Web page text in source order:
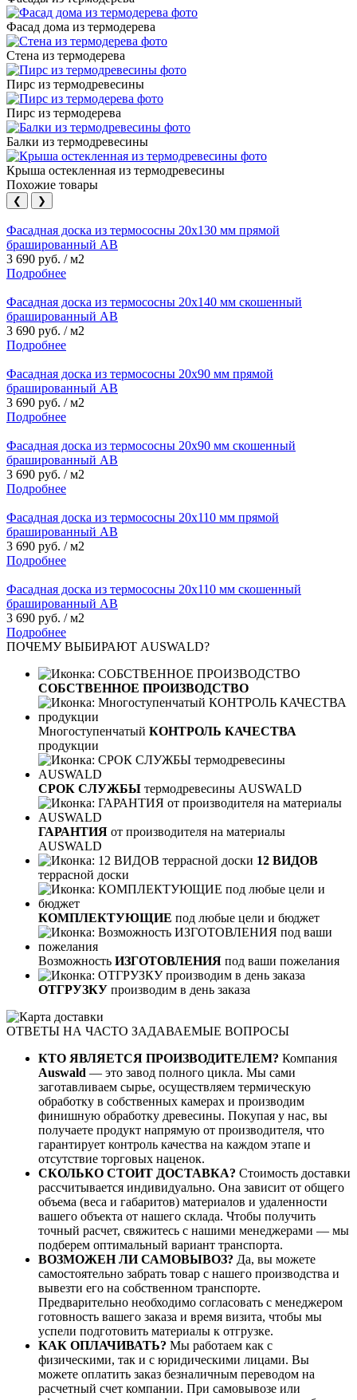
Фасад дома из термодерева
Стена из термодерева
Пирс из термодревесины
Пирс из термодерева
Балки из термодревесины
Крыша остекленная из термодревесины
Похожие товары
❮ ❯
Фасадная доска из термососны 20х130 мм прямой
брашированный АВ
3 690 руб. / м2
Подробнее
Фасадная доска из термососны 20х140 мм скошенный
брашированный АВ
3 690 руб. / м2
Подробнее
Фасадная доска из термососны 20х90 мм прямой
брашированный АВ
3 690 руб. / м2
Подробнее
Фасадная доска из термососны 20х90 мм скошенный
брашированный АВ
3 690 руб. / м2
Подробнее
Фасадная доска из термососны 20х110 мм прямой
брашированный АВ
3 690 руб. / м2
Подробнее
Фасадная доска из термососны 20х110 мм скошенный
брашированный АВ
3 690 руб. / м2
Подробнее
ПОЧЕМУ ВЫБИРАЮТ AUSWALD?
СОБСТВЕННОЕ ПРОИЗВОДСТВО
Многоступенчатый КОНТРОЛЬ КАЧЕСТВА
продукции
СРОК СЛУЖБЫ термодревесины AUSWALD
ГАРАНТИЯ от производителя на материалы
AUSWALD
12 ВИДОВ
террасной доски
КОМПЛЕКТУЮЩИЕ под любые цели и бюджет
Возможность ИЗГОТОВЛЕНИЯ под ваши пожелания
ОТГРУЗКУ производим в день заказа
ОТВЕТЫ НА ЧАСТО ЗАДАВАЕМЫЕ ВОПРОСЫ
КТО ЯВЛЯЕТСЯ ПРОИЗВОДИТЕЛЕМ? Компания
Auswald — это завод полного цикла. Мы сами
заготавливаем сырье, осуществляем термическую
обработку в собственных камерах и производим
финишную обработку древесины. Покупая у нас, вы
получаете продукт напрямую от производителя, что
гарантирует контроль качества на каждом этапе и
отсутствие торговых наценок.
СКОЛЬКО СТОИТ ДОСТАВКА? Стоимость доставки
рассчитывается индивидуально. Она зависит от общего
объема (веса и габаритов) материалов и удаленности
вашего объекта от нашего склада. Чтобы получить
точный расчет, свяжитесь с нашими менеджерами — мы
подберем оптимальный вариант транспорта.
ВОЗМОЖЕН ЛИ САМОВЫВОЗ? Да, вы можете
самостоятельно забрать товар с нашего производства и
вывезти его на собственном транспорте.
Предварительно необходимо согласовать с менеджером
готовность вашего заказа и время визита, чтобы мы
успели подготовить материалы к отгрузке.
КАК ОПЛАЧИВАТЬ? Мы работаем как с
физическими, так и с юридическими лицами. Вы
можете оплатить заказ безналичным переводом на
расчетный счет компании. При самовывозе или